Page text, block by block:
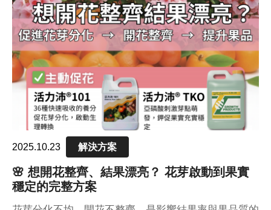
2025.10.23 解決方案
🌸 想開花整齊、結果漂亮？ 花芽啟動到果實
穩定的完整方案